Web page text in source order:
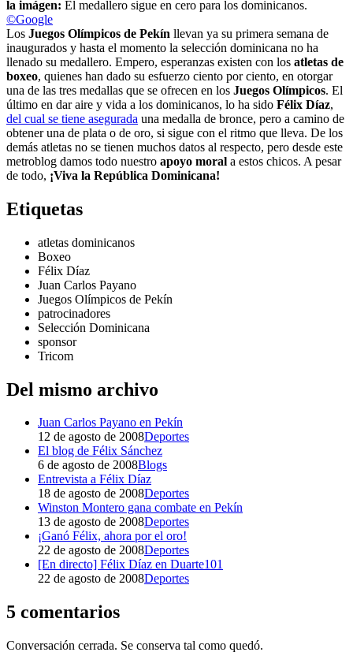
la imágen: El medallero sigue en cero para los dominicanos.
©Google
Los Juegos Olímpicos de Pekín llevan ya su primera semana de
inaugurados y hasta el momento la selección dominicana no ha
llenado su medallero. Empero, esperanzas existen con los atletas de
boxeo, quienes han dado su esfuerzo ciento por ciento, en otorgar
una de las tres medallas que se ofrecen en los Juegos Olímpicos. El
último en dar aire y vida a los dominicanos, lo ha sido Félix Díaz,
del cual se tiene asegurada una medalla de bronce, pero a camino de
obtener una de plata o de oro, si sigue con el ritmo que lleva. De los
demás atletas no se tienen muchos datos al respecto, pero desde este
metroblog damos todo nuestro apoyo moral a estos chicos. A pesar
de todo, ¡Viva la República Dominicana!
Etiquetas
atletas dominicanos
Boxeo
Félix Díaz
Juan Carlos Payano
Juegos Olímpicos de Pekín
patrocinadores
Selección Dominicana
sponsor
Tricom
Del mismo archivo
Juan Carlos Payano en Pekín
12 de agosto de 2008Deportes
El blog de Félix Sánchez
6 de agosto de 2008Blogs
Entrevista a Félix Díaz
18 de agosto de 2008Deportes
Winston Montero gana combate en Pekín
13 de agosto de 2008Deportes
¡Ganó Félix, ahora por el oro!
22 de agosto de 2008Deportes
[En directo] Félix Díaz en Duarte101
22 de agosto de 2008Deportes
5 comentarios
Conversación cerrada. Se conserva tal como quedó.